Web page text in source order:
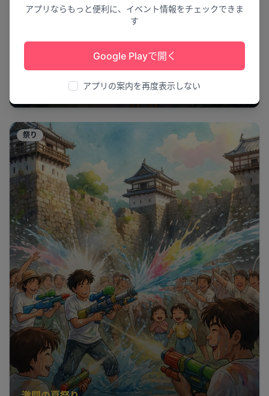
アプリならもっと便利に、イベント情報をチェックできま
す
Google Playで開く
アプリの案内を再度表示しない
LuckyFes’26
ひたちなか市
祭り